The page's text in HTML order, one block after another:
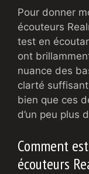
Pour donner
écouteurs
test en
ont
nuance des
clarté
bien que ces
d’un peu plus
Comment
écouteurs